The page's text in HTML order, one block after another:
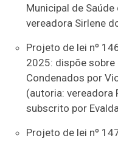
Municipal de
vereadora Sirlene
Projeto de lei nº
2025: dispõe
Condenados por
(autoria: vereadora
subscrito por
Projeto de lei nº